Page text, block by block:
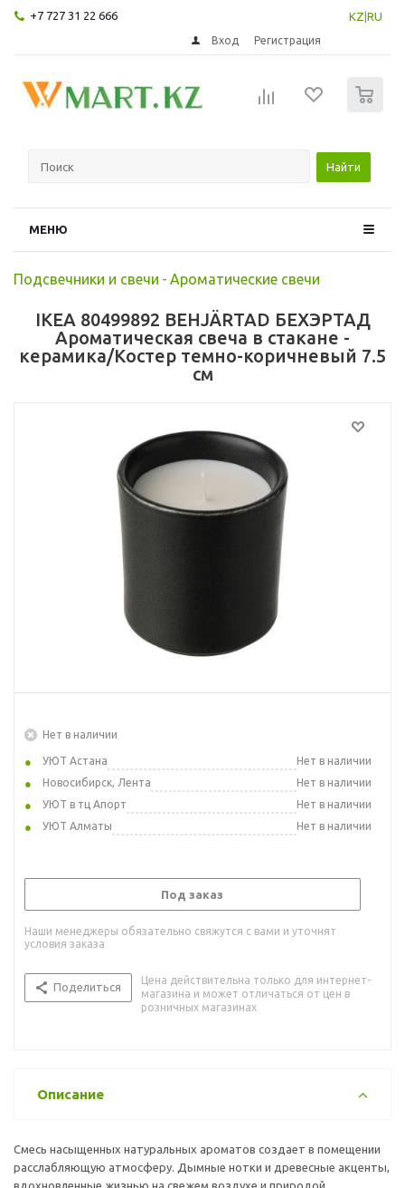
+7 727 31 22 666 KZ RU
Вход Регистрация
Найти
МЕНЮ
Подсвечники и свечи - Ароматические свечи
IKEA 80499892 BEHJÄRTAD БЕХЭРТАД
Ароматическая свеча в стакане -
керамика/Костер темно-коричневый 7.5
см
Нет в наличии
УЮТ Астана
Нет в наличии
Новосибирск, Лента
Нет в наличии
УЮТ в тц Апорт
Нет в наличии
УЮТ Алматы
Нет в наличии
Под заказ
Наши менеджеры обязательно свяжутся с вами и уточнят
условия заказа
Поделиться
Цена действительна только для интернет-
магазина и может отличаться от цен в
розничных магазинах
Описание
Смесь насыщенных натуральных ароматов создает в помещении
расслабляющую атмосферу. Дымные нотки и древесные акценты,
вдохновленные жизнью на свежем воздухе и природой